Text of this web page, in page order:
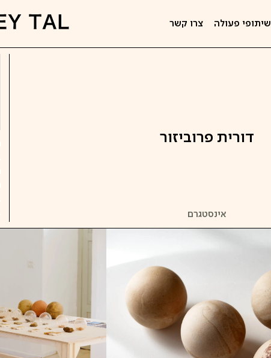
שיתופי פעולה צרו קשר
דורית פרוביזור
אינסטגרם